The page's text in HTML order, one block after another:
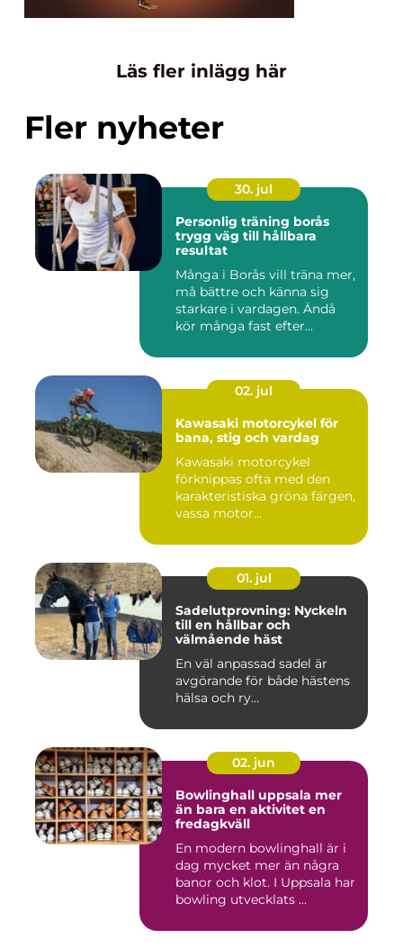
Läs fler inlägg här
Fler nyheter
30. jul
Personlig träning borås
trygg väg till hållbara
resultat
Många i Borås vill träna mer,
må bättre och känna sig
starkare i vardagen. Ändå
kör många fast efter...
02. jul
Kawasaki motorcykel för
bana, stig och vardag
Kawasaki motorcykel
förknippas ofta med den
karakteristiska gröna färgen,
vassa motor...
01. jul
Sadelutprovning: Nyckeln
till en hållbar och
välmående häst
En väl anpassad sadel är
avgörande för både hästens
hälsa och ry...
02. jun
Bowlinghall uppsala mer
än bara en aktivitet en
fredagkväll
En modern bowlinghall är i
dag mycket mer än några
banor och klot. I Uppsala har
bowling utvecklats ...